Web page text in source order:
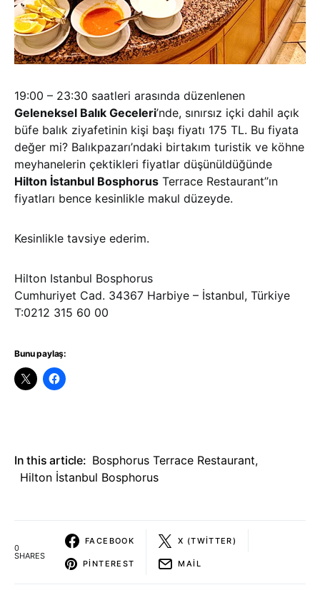
19:00 – 23:30 saatleri arasında düzenlenen
Geleneksel Balık Geceleri’nde, sınırsız içki dahil açık
büfe balık ziyafetinin kişi başı fiyatı 175 TL. Bu fiyata
değer mi? Balıkpazarı’ndaki birtakım turistik ve köhne
meyhanelerin çektikleri fiyatlar düşünüldüğünde
Hilton İstanbul Bosphorus Terrace Restaurant’’ın
fiyatları bence kesinlikle makul düzeyde.
Kesinlikle tavsiye ederim.
Hilton Istanbul Bosphorus
Cumhuriyet Cad. 34367 Harbiye – İstanbul, Türkiye
T:0212 315 60 00
Bunu paylaş:
In this article: Bosphorus Terrace Restaurant,
Hilton İstanbul Bosphorus
0
SHARES
FACEBOOK X (TWITTER)
PINTEREST MAIL